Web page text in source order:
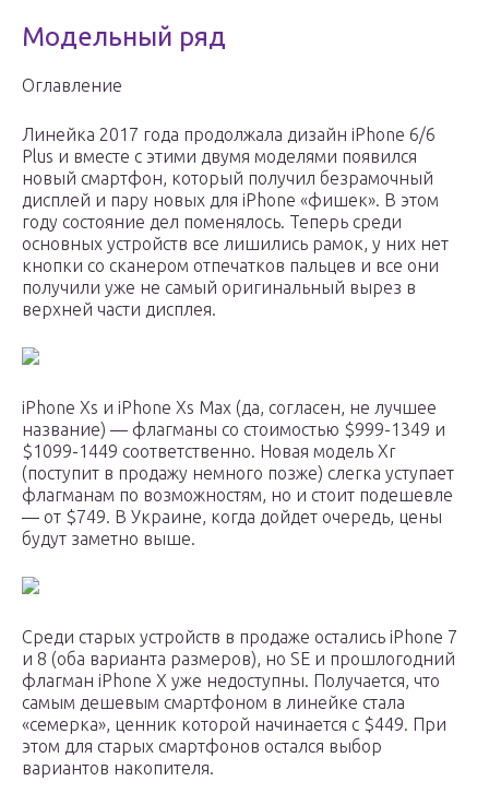
Модельный ряд
Оглавление
Линейка 2017 года продолжала дизайн iPhone 6/6
Plus и вместе с этими двумя моделями появился
новый смартфон, который получил безрамочный
дисплей и пару новых для iPhone «фишек». В этом
году состояние дел поменялось. Теперь среди
основных устройств все лишились рамок, у них нет
кнопки со сканером отпечатков пальцев и все они
получили уже не самый оригинальный вырез в
верхней части дисплея.
iPhone Xs и iPhone Xs Max (да, согласен, не лучшее
название) — флагманы со стоимостью $999-1349 и
$1099-1449 соответственно. Новая модель Xr
(поступит в продажу немного позже) слегка уступает
флагманам по возможностям, но и стоит подешевле
— от $749. В Украине, когда дойдет очередь, цены
будут заметно выше.
Среди старых устройств в продаже остались iPhone 7
и 8 (оба варианта размеров), но SE и прошлогодний
флагман iPhone Х уже недоступны. Получается, что
самым дешевым смартфоном в линейке стала
«семерка», ценник которой начинается с $449. При
этом для старых смартфонов остался выбор
вариантов накопителя.